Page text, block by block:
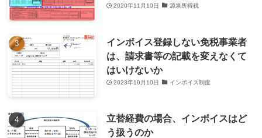
2020年11月10日 源泉所得税
インボイス登録しない免税事業者
は、請求書等の記載を変えなくて
はいけないか
2023年10月10日 インボイス制度
立替経費の場合、インボイスはど
う扱うのか